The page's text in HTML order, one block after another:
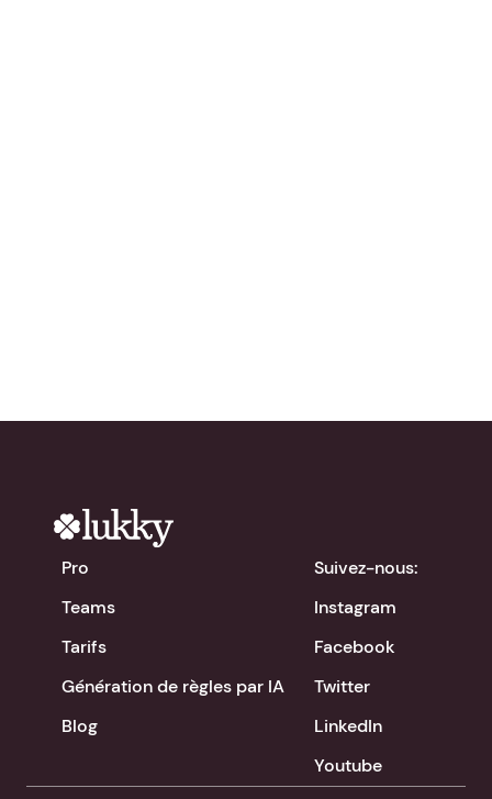
Pro
Teams
Tarifs
Génération de règles par IA
Blog
Suivez-nous:
Instagram
Facebook
Twitter
LinkedIn
Youtube